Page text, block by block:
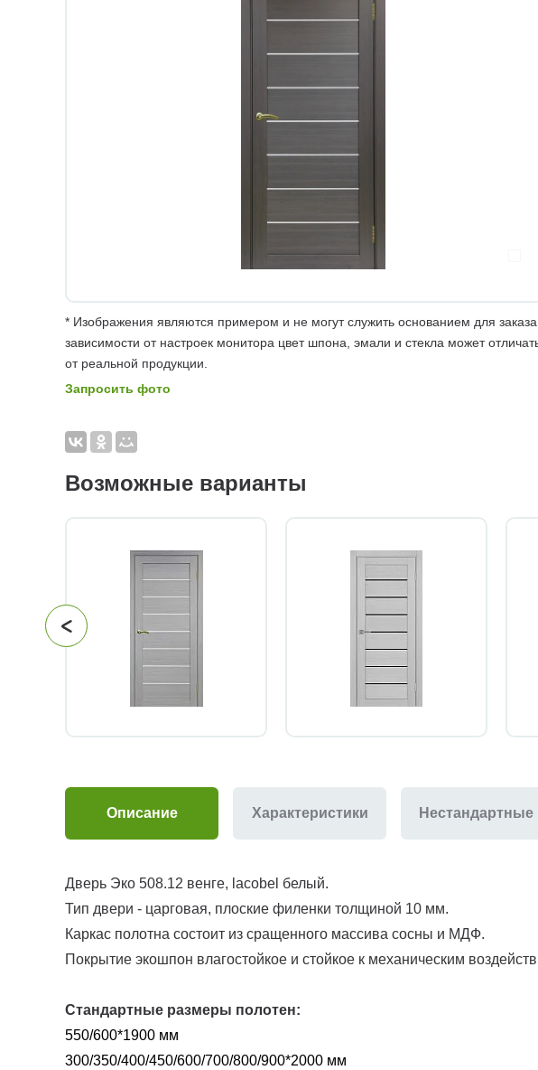
* Изображения являются примером и не могут служить основанием для
зависимости от настроек монитора цвет шпона, эмали и стекла может
от реальной продукции.
Запросить фото
Возможные варианты
Описание Характеристики
Дверь Эко 508.12 венге, lacobel белый.
Тип двери - царговая, плоские филенки толщиной 10 мм.
Каркас полотна состоит из сращенного массива сосны и МДФ.
Покрытие экошпон влагостойкое и стойкое к механическим
Стандартные размеры полотен:
550/600*1900 мм
300/350/400/450/600/700/800/900*2000 мм